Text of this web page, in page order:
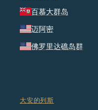
百慕大群岛
迈阿密
佛罗里达礁岛群
大安的列斯